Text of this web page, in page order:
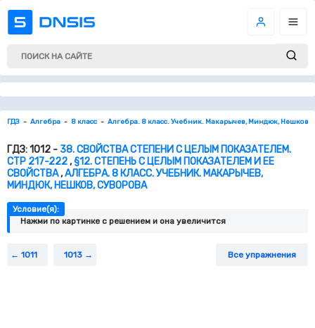
ГДЗ Алгебра 8 класс Алгебра. 8 класс. Учебник. Макарычев, Миндюк, Нешков,
ГДЗ: 1012 - 38. СВОЙСТВА СТЕПЕНИ С ЦЕЛЫМ ПОКАЗАТЕЛЕМ.
СТР 217-222,§12. СТЕПЕНЬ С ЦЕЛЫМ ПОКАЗАТЕЛЕМ И ЕЕ
СВОЙСТВА,АЛГЕБРА. 8 КЛАСС. УЧЕБНИК. МАКАРЫЧЕВ,
МИНДЮК, НЕШКОВ, СУВОРОВА
Условие(я):
Нажми по картинке c решением и она увеличится
1011 1013 Все упражнения